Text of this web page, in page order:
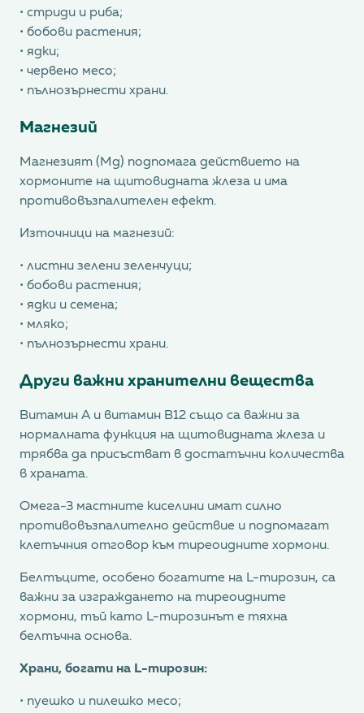
• стриди и риба;
• бобови растения;
• ядки;
• червено месо;
• пълнозърнести храни.
Магнезий
Магнезият (Mg) подпомага действието на
хормоните на щитовидната жлеза и има
противовъзпалителен ефект.
Източници на магнезий:
• листни зелени зеленчуци;
• бобови растения;
• ядки и семена;
• мляко;
• пълнозърнести храни.
Други важни хранителни вещества
Витамин А и витамин B12 също са важни за
нормалната функция на щитовидната жлеза и
трябва да присъстват в достатъчни количества
в храната.
Омега-3 мастните киселини имат силно
противовъзпалително действие и подпомагат
клетъчния отговор към тиреоидните хормони.
Белтъците, особено богатите на L-тирозин, са
важни за изграждането на тиреоидните
хормони, тъй като L-тирозинът е тяхна
белтъчна основа.
Храни, богати на L-тирозин:
• пуешко и пилешко месо;